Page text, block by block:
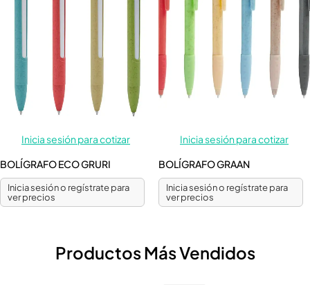
Inicia sesión para cotizar
BOLÍGRAFO ECO GRURI
Inicia sesión o regístrate para
ver precios
Inicia sesión para cotizar
BOLÍGRAFO GRAAN
Inicia sesión o regístrate para
ver precios
Productos Más Vendidos